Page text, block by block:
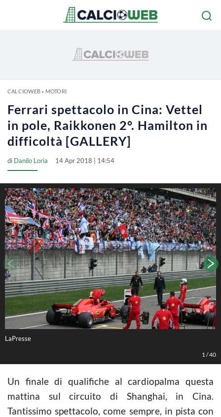
CALCIOWEB» MOTORI
Ferrari spettacolo in Cina: Vettel
in pole, Raikkonen 2°. Hamilton in
difficoltà [GALLERY]
di Danilo Loria 14 Apr 2018 | 14:54
LaPresse
1 /40
Un finale di qualifiche al cardiopalma questa
mattina sul circuito di Shanghai, in Cina.
Tantissimo spettacolo, come sempre, in pista con